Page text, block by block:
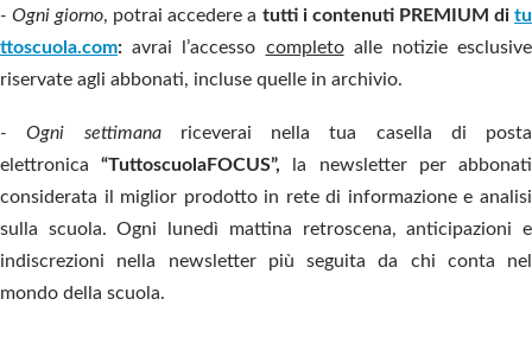
- Ogni giorno, potrai accedere a tutti i contenuti PREMIUM ditu
ttoscuola.com: avrai l’accesso completoalle notizie esclusive
riservate agli abbonati, incluse quelle in archivio.
- Ogni settimanariceverai nella tua casella di posta
elettronica“TuttoscuolaFOCUS”, la newsletter per abbonati
considerata il miglior prodotto in rete di informazione e analisi
sulla scuola. Ogni lunedì mattina retroscena, anticipazioni e
indiscrezioni nella newsletter più seguita da chi conta nel
mondo della scuola.